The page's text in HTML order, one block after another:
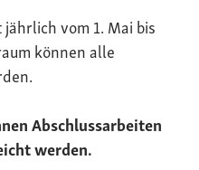
vom 1. Mai bis
können alle
Abschlussarbeiten
werden.